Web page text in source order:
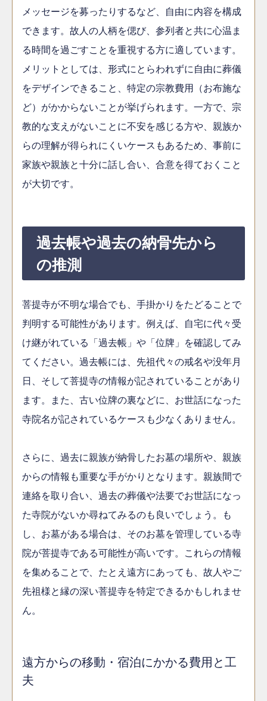
メッセージを募ったりするなど、自由に内容を構成
できます。故人の人柄を偲び、参列者と共に心温ま
る時間を過ごすことを重視する方に適しています。
メリットとしては、形式にとらわれずに自由に葬儀
をデザインできること、特定の宗教費用（お布施な
ど）がかからないことが挙げられます。一方で、宗
教的な支えがないことに不安を感じる方や、親族か
らの理解が得られにくいケースもあるため、事前に
家族や親族と十分に話し合い、合意を得ておくこと
が大切です。
過去帳や過去の納骨先から
の推測
菩提寺が不明な場合でも、手掛かりをたどることで
判明する可能性があります。例えば、自宅に代々受
け継がれている「過去帳」や「位牌」を確認してみ
てください。過去帳には、先祖代々の戒名や没年月
日、そして菩提寺の情報が記されていることがあり
ます。また、古い位牌の裏などに、お世話になった
寺院名が記されているケースも少なくありません。
さらに、過去に親族が納骨したお墓の場所や、親族
からの情報も重要な手がかりとなります。親族間で
連絡を取り合い、過去の葬儀や法要でお世話になっ
た寺院がないか尋ねてみるのも良いでしょう。も
し、お墓がある場合は、そのお墓を管理している寺
院が菩提寺である可能性が高いです。これらの情報
を集めることで、たとえ遠方にあっても、故人やご
先祖様と縁の深い菩提寺を特定できるかもしれませ
ん。
遠方からの移動・宿泊にかかる費用と工
夫